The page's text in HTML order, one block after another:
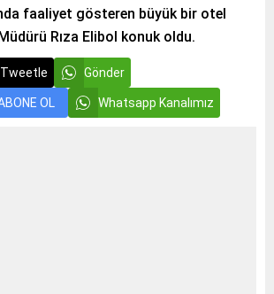
faaliyet gösteren büyük bir otel
Rıza Elibol konuk oldu.
Tweetle Gönder
OL Whatsapp Kanalımız